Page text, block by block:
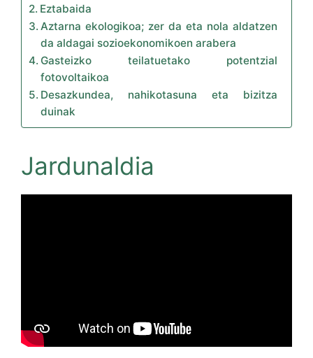
Eztabaida
Aztarna ekologikoa; zer da eta nola aldatzen
da aldagai sozioekonomikoen arabera
Gasteizko teilatuetako potentzial
fotovoltaikoa
Desazkundea, nahikotasuna eta bizitza
duinak
Jardunaldia